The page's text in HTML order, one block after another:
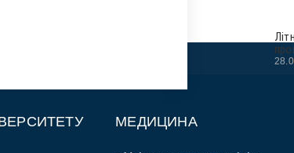
МЕДИЦИНА